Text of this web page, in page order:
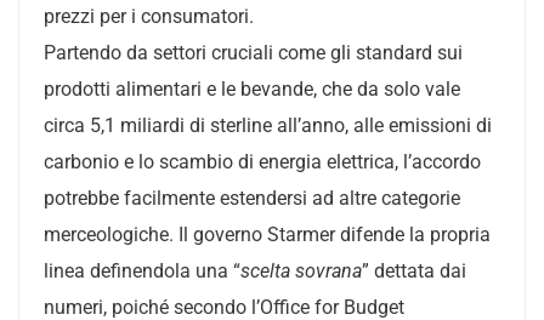
prezzi per i consumatori.
Partendo da settori cruciali come gli standard sui
prodotti alimentari e le bevande, che da solo vale
circa 5,1 miliardi di sterline all’anno, alle emissioni di
carbonio e lo scambio di energia elettrica, l’accordo
potrebbe facilmente estendersi ad altre categorie
merceologiche. Il governo Starmer difende la propria
linea definendola una “scelta sovrana” dettata dai
numeri, poiché secondo l’Office for Budget